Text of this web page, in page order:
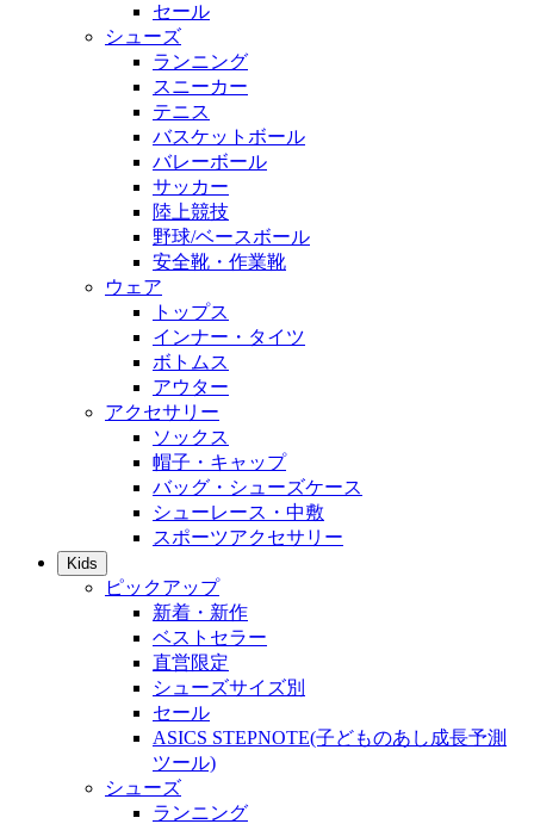
セール
シューズ
ランニング
スニーカー
テニス
バスケットボール
バレーボール
サッカー
陸上競技
野球/ベースボール
安全靴・作業靴
ウェア
トップス
インナー・タイツ
ボトムス
アウター
アクセサリー
ソックス
帽子・キャップ
バッグ・シューズケース
シューレース・中敷
スポーツアクセサリー
Kids
ピックアップ
新着・新作
ベストセラー
直営限定
シューズサイズ別
セール
ASICS STEPNOTE(子どものあし成長予測
ツール)
シューズ
ランニング